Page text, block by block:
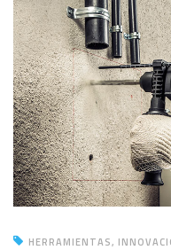
HERRAMIENTAS